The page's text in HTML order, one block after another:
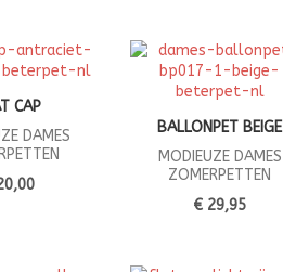
CAP
DAMES
BALLONPET BEIGE
MODIEUZE DAMES
ZOMERPETTEN
€ 29,95